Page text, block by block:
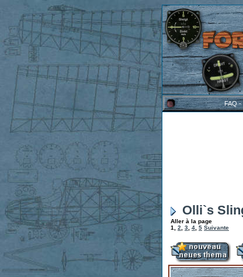
FAQ-
Olli`s
Aller à la page
1
2 3 4 5 Suivante